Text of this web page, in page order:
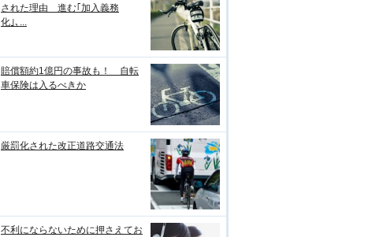
された理由 進む｢加入義務
化｣､...
賠償額約1億円の事故も！ 自転
車保険は入るべきか
厳罰化された改正道路交通法
不利にならないために押さえてお